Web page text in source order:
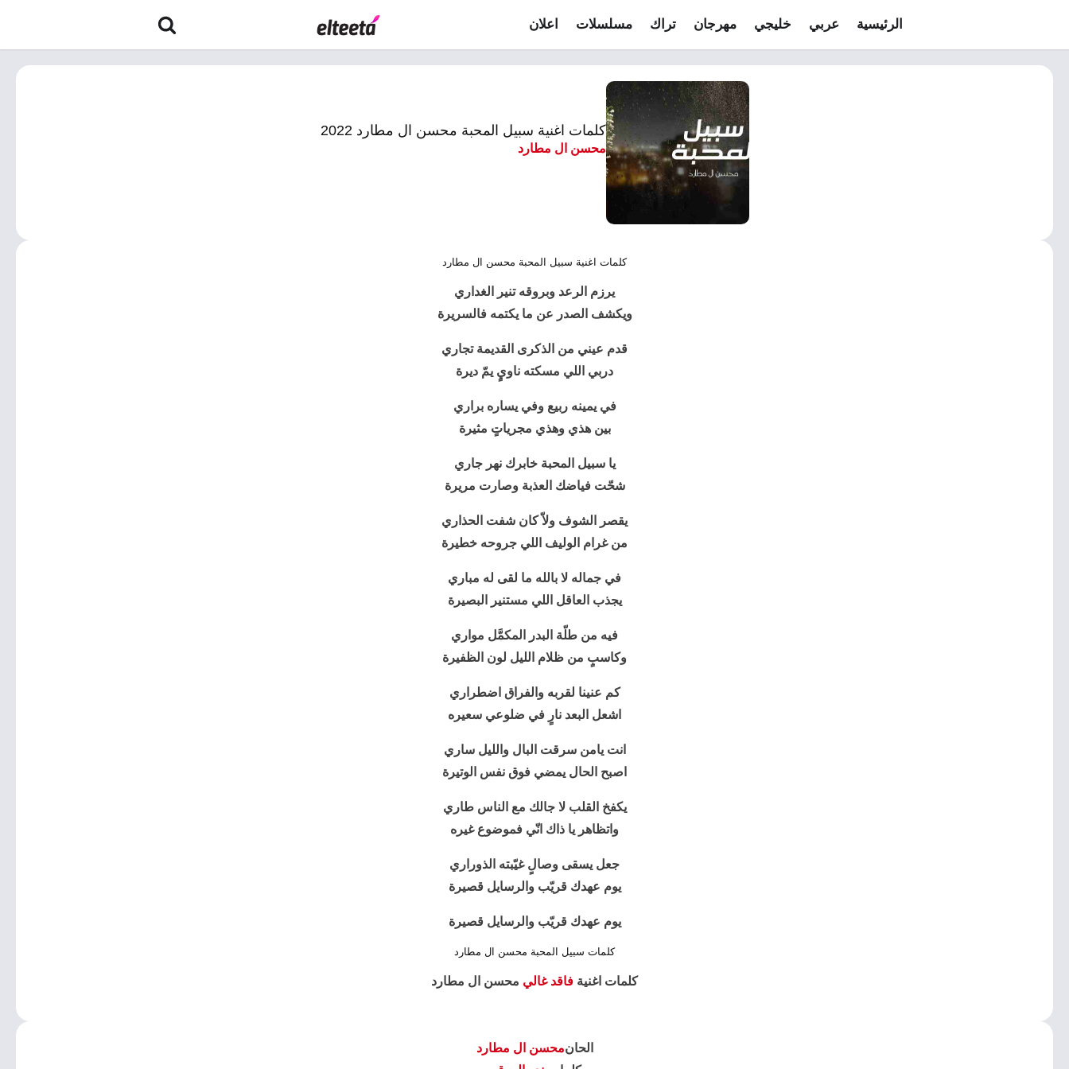
الرئيسية عربي خليجي مهرجان تراك مسلسلات اعلان
كلمات اغنية سبيل المحبة محسن ال مطارد 2022
محسن ال مطارد
كلمات اغنية سبيل المحبة محسن ال مطارد
يرزم الرعد وبروقه تنير الغداري
ويكشف الصدر عن ما يكتمه فالسريرة
قدم عيني من الذكرى القديمة تجاري
دربي اللي مسكته ناويٍ يمّ ديرة
في يمينه ربيع وفي يساره براري
بين هذي وهذي مجرياتٍ مثيرة
ياسبيل المحبة خابرك نهر جاري
شحّت فياضك العذبة وصارت مريرة
يقصر الشوف ولاّ كان شفت الحذاري
من غرام الوليف اللي جروحه خطيرة
في جماله لا بالله ما لقى له مباري
يجذب العاقل اللي مستنير البصيرة
فيه من طلّة البدر المكمَّل مواري
وكاسبٍ من ظلام الليل لون الظفيرة
كم عنينا لقربه والفراق اضطراري
اشعل البعد نارٍ في ضلوعي سعيره
انت يامن سرقت البال والليل ساري
اصبح الحال يمضي فوق نفس الوتيرة
يكفخ القلب لا جالك مع الناس طاري
واتظاهر يا ذاك انّي فموضوع غيره
جعل يسقى وصالٍ غيّبته الذوراري
يوم عهدك قريّب والرسايل قصيرة
يوم عهدك قريّب والرسايل قصيرة
كلمات سبيل المحبة محسن ال مطارد
كلمات اغنية فاقد غالي محسن ال مطارد
الحانمحسن ال مطارد